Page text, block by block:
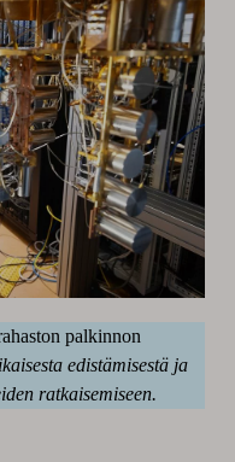
palkinnon
edistämisestä ja
ratkaisemiseen.